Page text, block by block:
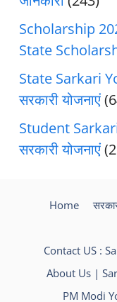
Scholarship
State
State Sarkari
सरकारी योजनाएं
Student
सरकारी योजनाएं
Home
Contact US :
About Us |
PM Modi